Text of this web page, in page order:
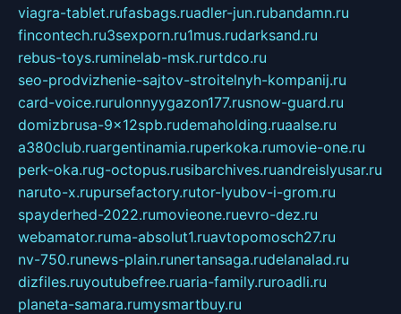
viagra-tablet.rufasbags.ruadler-jun.rubandamn.ru
fincontech.ru3sexporn.ru1mus.rudarksand.ru
rebus-toys.ruminelab-msk.rurtdco.ru
seo-prodvizhenie-sajtov-stroitelnyh-kompanij.ru
card-voice.rurulonnyygazon177.rusnow-guard.ru
domizbrusa-9x12spb.rudemaholding.ruaalse.ru
a380club.ruargentinamia.ruperkoka.rumovie-one.ru
perk-oka.rug-octopus.rusibarchives.ruandreislyusar.ru
naruto-x.rupursefactory.rutor-lyubov-i-grom.ru
spayderhed-2022.rumovieone.ruevro-dez.ru
webamator.ruma-absolut1.ruavtopomosch27.ru
nv-750.runews-plain.runertansaga.rudelanalad.ru
dizfiles.ruyoutubefree.ruaria-family.ruroadli.ru
planeta-samara.rumysmartbuy.ru